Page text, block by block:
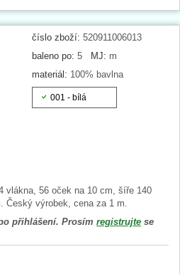
číslo zboží: 520911006013
baleno po: 5 MJ: m
materiál: 100% bavlna
001 - bílá
vlákna, 56 oček na 10 cm, šíře 140
Český výrobek, cena za 1 m.
přihlášení. Prosím registrujte se